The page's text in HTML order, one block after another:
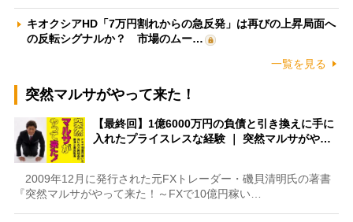
キオクシアHD「7万円割れからの急反発」は再びの上昇局面へ
の反転シグナルか？ 市場のムー…
一覧を見る
突然マルサがやって来た！
【最終回】1億6000万円の負債と引き換えに手に
入れたプライスレスな経験 ｜ 突然マルサがや…
2009年12月に発行された元FXトレーダー・磯貝清明氏の著書
『突然マルサがやって来た！～FXで10億円稼い…